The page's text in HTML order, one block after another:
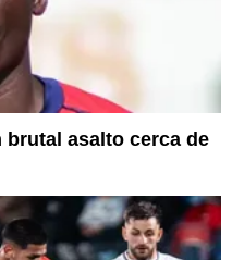
asalto cerca de